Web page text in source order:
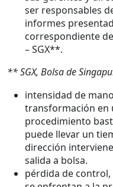
ser responsables
informes
correspondiente
– SGX**.
** SGX, Bolsa de
intensidad de
transformación en
procedimiento
puede llevar un
dirección
salida a bolsa.
pérdida de control,